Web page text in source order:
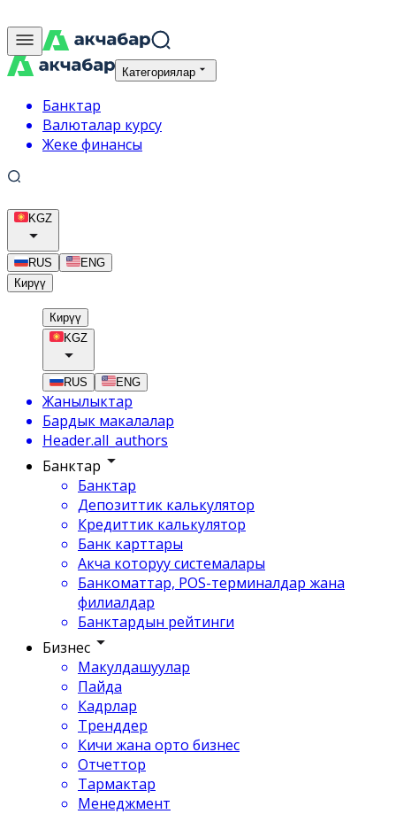
Категориялар
Банктар
Валюталар курсу
Жеке финансы
KGZ
RUS
ENG
Кирүү
Кирүү
KGZ
RUS ENG
Жанылыктар
Бардык макалалар
Header.all_authors
Банктар
Банктар
Депозиттик калькулятор
Кредиттик калькулятор
Банк карттары
Акча которуу системалары
Банкоматтар, POS-терминалдар жана
филиалдар
Банктардын рейтинги
Бизнес
Макулдашуулар
Пайда
Кадрлар
Тренддер
Кичи жана орто бизнес
Отчеттор
Тармактар
Менеджмент